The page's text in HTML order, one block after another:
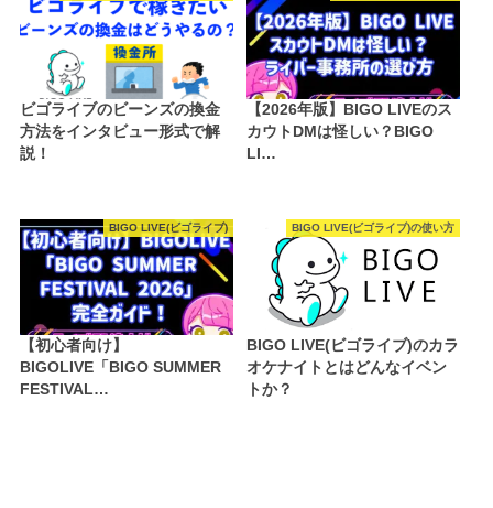
ビゴライブのビーンズの換金
方法をインタビュー形式で解
説！
【2026年版】BIGO LIVEのス
カウトDMは怪しい？BIGO
LI…
BIGO LIVE(ビゴライブ)
【初心者向け】
BIGOLIVE「BIGO SUMMER
FESTIVAL…
BIGO LIVE(ビゴライブ)の使い方
BIGO LIVE(ビゴライブ)のカラ
オケナイトとはどんなイベン
トか？